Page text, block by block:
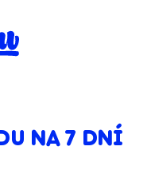
NA 7 DNÍ